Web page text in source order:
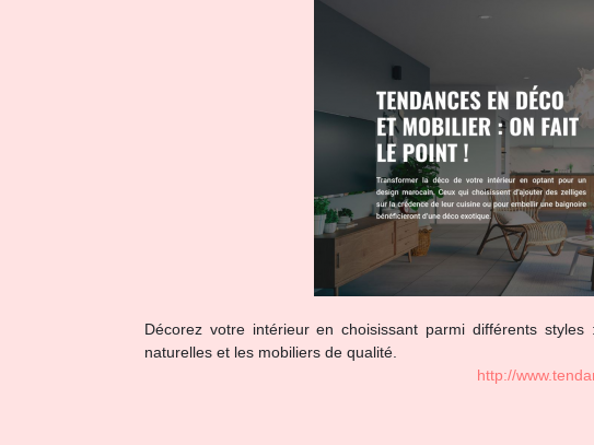
Décorez votre intérieur en choisissant parmi différents
naturelles et les mobiliers de qualité.
http://